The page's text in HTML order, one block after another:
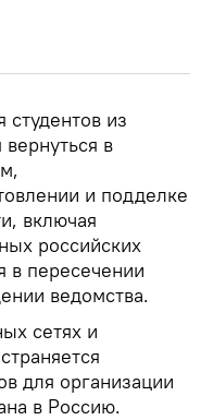
студентов из
в
и подделке
включая
российских
в пересечении
ведомства.
сетях и
для организации
в Россию.